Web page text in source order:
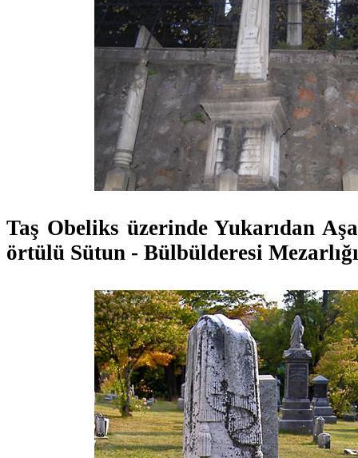
Taş Obeliks üzerinde Yukarıdan
örtülü Sütun - Bülbülderesi Mezarlığı